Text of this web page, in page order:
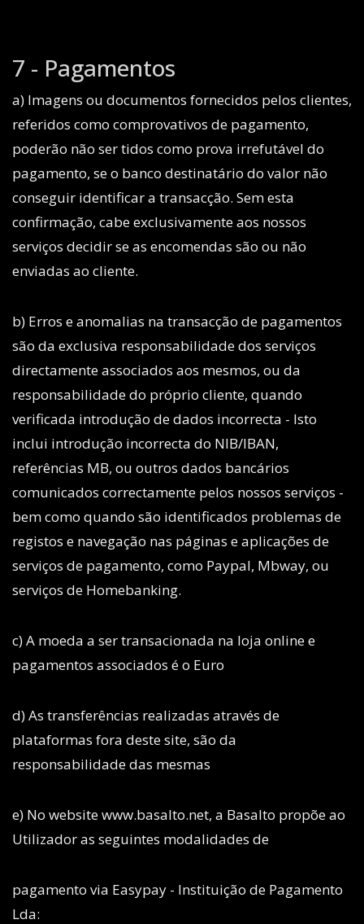
7 - Pagamentos
a) Imagens ou documentos fornecidos pelos clientes,
referidos como comprovativos de pagamento,
poderão não ser tidos como prova irrefutável do
pagamento, se o banco destinatário do valor não
conseguir identificar a transacção. Sem esta
confirmação, cabe exclusivamente aos nossos
serviços decidir se as encomendas são ou não
enviadas ao cliente.
b) Erros e anomalias na transacção de pagamentos
são da exclusiva responsabilidade dos serviços
directamente associados aos mesmos, ou da
responsabilidade do próprio cliente, quando
verificada introdução de dados incorrecta - Isto
inclui introdução incorrecta do NIB/IBAN,
referências MB, ou outros dados bancários
comunicados correctamente pelos nossos serviços -
bem como quando são identificados problemas de
registos e navegação nas páginas e aplicações de
serviços de pagamento, como Paypal, Mbway, ou
serviços de Homebanking.
c) A moeda a ser transacionada na loja online e
pagamentos associados é o Euro
d) As transferências realizadas através de
plataformas fora deste site, são da
responsabilidade das mesmas
e) No website www.basalto.net, a Basalto propõe ao
Utilizador as seguintes modalidades de
pagamento via Easypay - Instituição de Pagamento
Lda: